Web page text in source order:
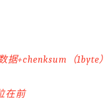
据+chenksum（1byte）
在前